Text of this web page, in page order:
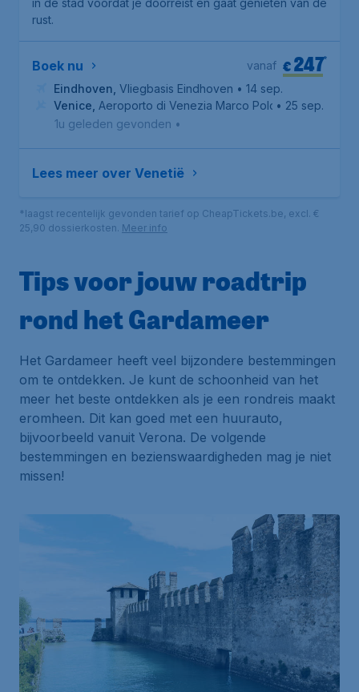
in de stad voordat je doorreist en gaat genieten van de
rust.
Boek nu €247*
vanaf
Eindhoven Vliegbasis Eindhoven • 14 sep.
Venice Aeroporto di Venezia Marco Polo • 25 sep.
1u geleden gevonden •
Lees meer over Venetië
*laagst recentelijk gevonden tarief op CheapTickets.be, excl. €
25,90 dossierkosten. Meer info
Tips voor jouw roadtrip
rond het Gardameer
Het Gardameer heeft veel bijzondere bestemmingen
om te ontdekken. Je kunt de schoonheid van het
meer het beste ontdekken als je een rondreis maakt
eromheen. Dit kan goed met een huurauto,
bijvoorbeeld vanuit Verona. De volgende
bestemmingen en bezienswaardigheden mag je niet
missen!